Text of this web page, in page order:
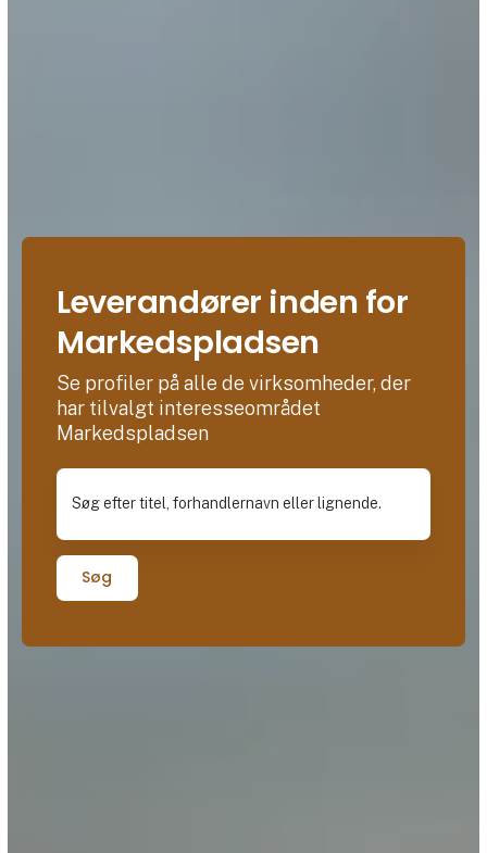
Leverandører inden for
Markedspladsen
Se profiler på alle de virksomheder, der
har tilvalgt interesseområdet
Markedspladsen
Søg efter titel, forhandlernavn eller lignende.
Søg